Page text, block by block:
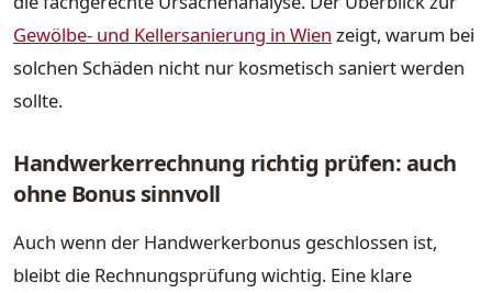
Gewölbe- und Kellersanierung in Wien zeigt, warum bei
solchen Schäden nicht nur kosmetisch saniert werden
sollte.
Handwerkerrechnung richtig prüfen: auch
ohne Bonus sinnvoll
Auch wenn der Handwerkerbonus geschlossen ist,
bleibt die Rechnungsprüfung wichtig. Eine klare